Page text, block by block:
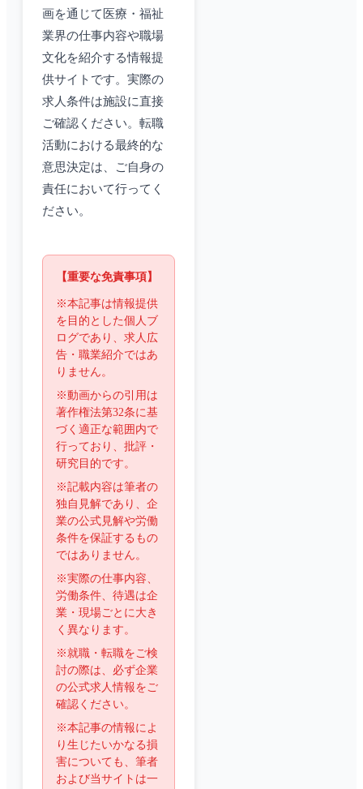
画を通じて医療・福祉
業界の仕事内容や職場
文化を紹介する情報提
供サイトです。実際の
求人条件は施設に直接
ご確認ください。転職
活動における最終的な
意思決定は、ご自身の
責任において行ってく
ださい。
【重要な免責事項】
※本記事は情報提供
を目的とした個人ブ
ログであり、求人広
告・職業紹介ではあ
りません。
※動画からの引用は
著作権法第32条に基
づく適正な範囲内で
行っており、批評・
研究目的です。
※記載内容は筆者の
独自見解であり、企
業の公式見解や労働
条件を保証するもの
ではありません。
※実際の仕事内容、
労働条件、待遇は企
業・現場ごとに大き
く異なります。
※就職・転職をご検
討の際は、必ず企業
の公式求人情報をご
確認ください。
※本記事の情報によ
り生じたいかなる損
害についても、筆者
および当サイトは一